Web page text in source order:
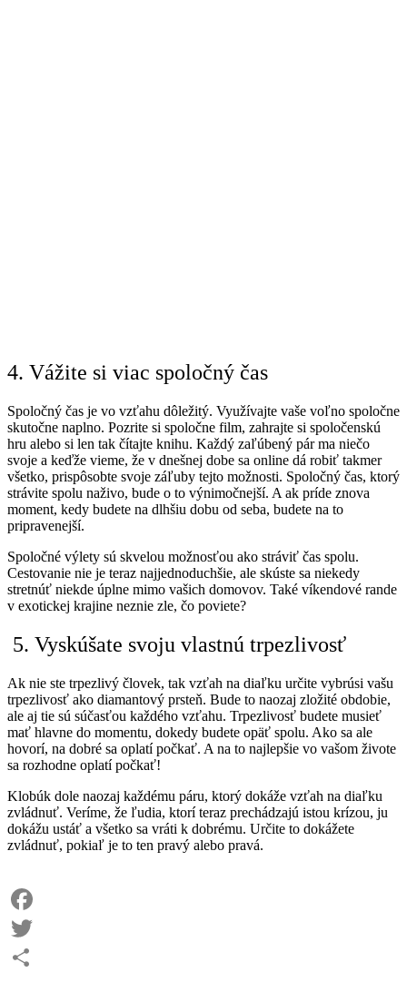
4. Vážite si viac spoločný čas
Spoločný čas je vo vzťahu dôležitý. Využívajte vaše voľno spoločne
skutočne naplno. Pozrite si spoločne film, zahrajte si spoločenskú
hru alebo si len tak čítajte knihu. Každý zaľúbený pár ma niečo
svoje a keďže vieme, že v dnešnej dobe sa online dá robiť takmer
všetko, prispôsobte svoje záľuby tejto možnosti. Spoločný čas, ktorý
strávite spolu naživo, bude o to výnimočnejší. A ak príde znova
moment, kedy budete na dlhšiu dobu od seba, budete na to
pripravenejší.
Spoločné výlety sú skvelou možnosťou ako stráviť čas spolu.
Cestovanie nie je teraz najjednoduchšie, ale skúste sa niekedy
stretnúť niekde úplne mimo vašich domovov. Také víkendové rande
v exotickej krajine neznie zle, čo poviete?
5. Vyskúšate svoju vlastnú trpezlivosť
Ak nie ste trpezlivý človek, tak vzťah na diaľku určite vybrúsi vašu
trpezlivosť ako diamantový prsteň. Bude to naozaj zložité obdobie,
ale aj tie sú súčasťou každého vzťahu. Trpezlivosť budete musieť
mať hlavne do momentu, dokedy budete opäť spolu. Ako sa ale
hovorí, na dobré sa oplatí počkať. A na to najlepšie vo vašom živote
sa rozhodne oplatí počkať!
Klobúk dole naozaj každému páru, ktorý dokáže vzťah na diaľku
zvládnuť. Veríme, že ľudia, ktorí teraz prechádzajú istou krízou, ju
dokážu ustáť a všetko sa vráti k dobrému. Určite to dokážete
zvládnuť, pokiaľ je to ten pravý alebo pravá.
Facebook
Twitter